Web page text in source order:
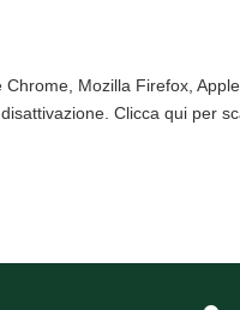
Chrome Mozilla Firefox
Clicca qui per